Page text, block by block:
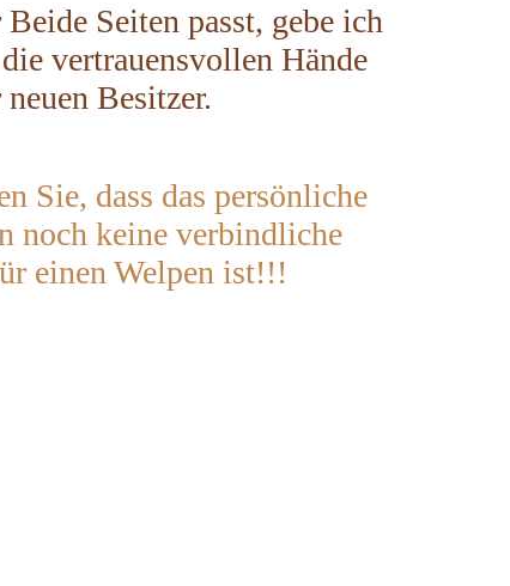
Seiten passt, gebe ich
vertrauensvollen Hände
neuen Besitzer.
Sie, dass das persönliche
noch keine verbindliche
einen Welpen ist!!!